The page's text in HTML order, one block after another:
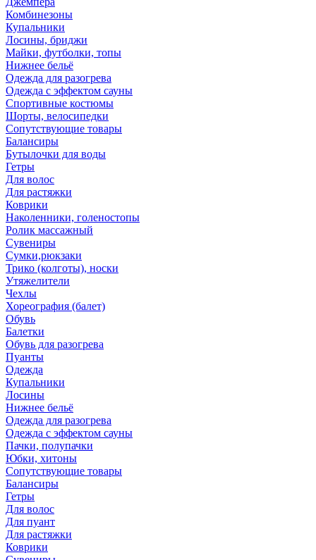
Комбинезоны
Купальники
Лосины, бриджи
Майки, футболки, топы
Нижнее бельё
Одежда для разогрева
Одежда с эффектом сауны
Спортивные костюмы
Шорты, велосипедки
Сопутствующие товары
Балансиры
Бутылочки для воды
Гетры
Для волос
Для растяжки
Коврики
Наколенники, голеностопы
Ролик массажный
Сувениры
Сумки,рюкзаки
Трико (колготы), носки
Утяжелители
Чехлы
Хореография (балет)
Обувь
Балетки
Обувь для разогрева
Пуанты
Одежда
Купальники
Лосины
Нижнее бельё
Одежда для разогрева
Одежда с эффектом сауны
Пачки, полупачки
Юбки, хитоны
Сопутствующие товары
Балансиры
Гетры
Для волос
Для пуант
Для растяжки
Коврики